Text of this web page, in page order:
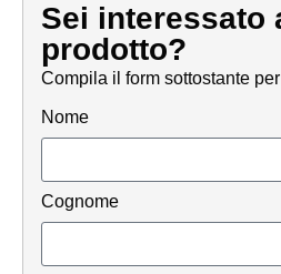
Sei interessato
prodotto?
Compila il form sottostante
Nome
Cognome